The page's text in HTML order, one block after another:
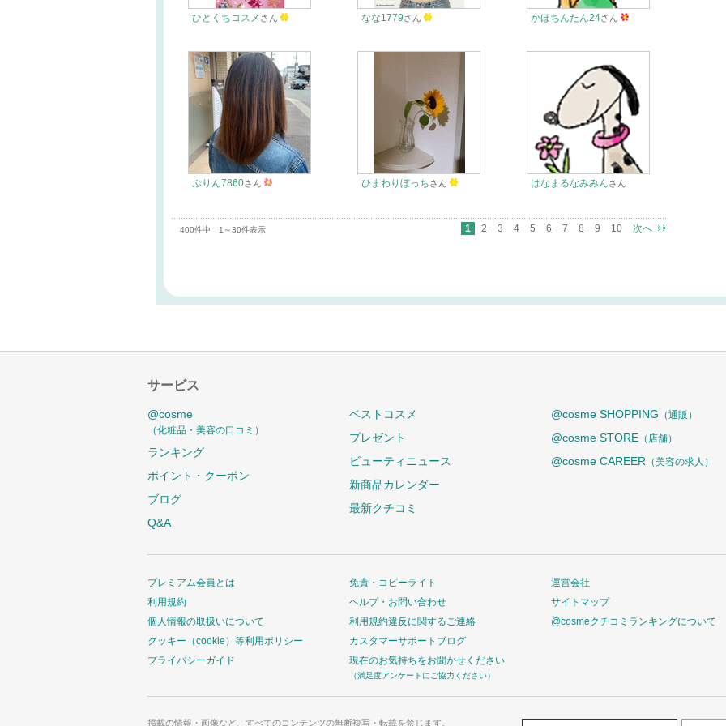
ひとくちコスメ さん なな1779さん かほちんたん24さん
ぷりん7860さん ひまわりぼっちさん はなまるなみみんさん
400件中 1～30件表示 1 2 3 4 5 6 7 8 9 10 次へ
サービス
@cosme
（化粧品・美容の口コミ）
ランキング
ポイント・クーポン
ブログ
Q&A
ベストコスメ
プレゼント
ビューティニュース
新商品カレンダー
最新クチコミ
@cosme SHOPPING （通販）
@cosme STORE （店舗）
@cosme CAREER （美容の求人）
プレミアム会員とは
利用規約
個人情報の取扱いについて
クッキー（cookie）等利用ポリシー
プライバシーガイド
免責・コピーライト
ヘルプ・お問い合わせ
利用規約違反に関するご連絡
カスタマーサポートブログ
現在のお気持ちをお聞かせください
（満足度アンケートにご協力ください）
運営会社
サイトマップ
@cosmeクチコミランキングについて
掲載の情報・画像など、すべてのコンテンツの無断複写・転載を禁じます。